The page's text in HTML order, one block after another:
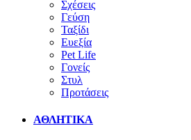
Σχέσεις
Γεύση
Ταξίδι
Ευεξία
Pet Life
Γονείς
Στυλ
Προτάσεις
ΑΘΛΗΤΙΚΑ